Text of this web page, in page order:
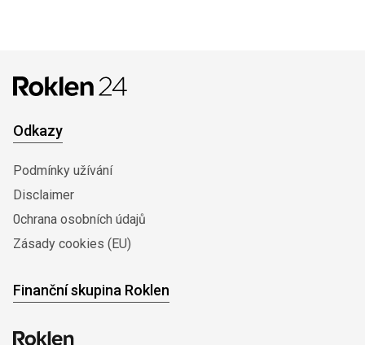
Odkazy
Podmínky užívání
Disclaimer
0chrana osobních údajů
Zásady cookies (EU)
Finanční skupina Roklen